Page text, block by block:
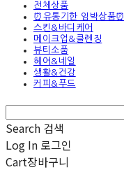
전체상품
⏰유통기한 임박상품⏰
스킨&바디케어
메이크업&클렌징
뷰티소품
헤어&네일
생활&건강
커피&푸드
Search 검색
Log In 로그인
Cart장바구니